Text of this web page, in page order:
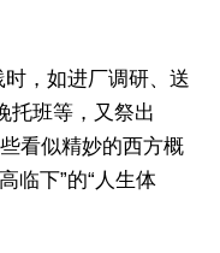
时，如进厂调研、送
托班等，又祭出
看似精妙的西方概
临下”的“人生体